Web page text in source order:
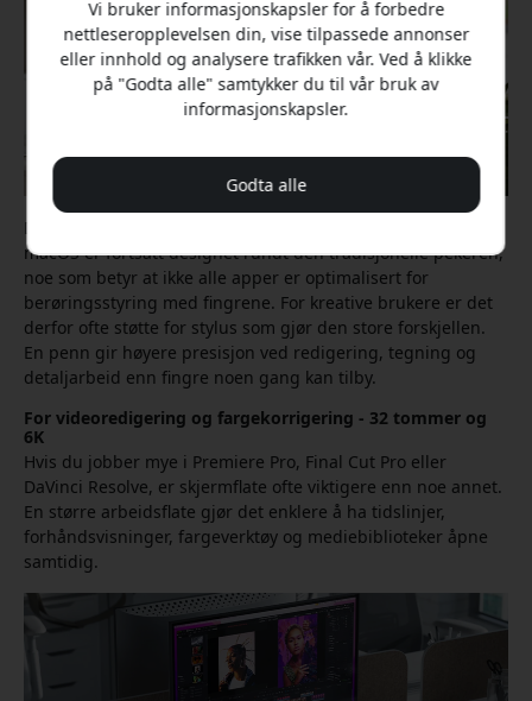
Det er likevel noen forskjeller sammenlignet med en iPad.
macOS er fortsatt designet rundt den tradisjonelle pekeren,
noe som betyr at ikke alle apper er optimalisert for
berøringsstyring med fingrene. For kreative brukere er det
derfor ofte støtte for stylus som gjør den store forskjellen.
En penn gir høyere presisjon ved redigering, tegning og
detaljarbeid enn fingre noen gang kan tilby.
For videoredigering og fargekorrigering - 32 tommer og
6K
Hvis du jobber mye i Premiere Pro, Final Cut Pro eller
DaVinci Resolve, er skjermflate ofte viktigere enn noe annet.
En større arbeidsflate gjør det enklere å ha tidslinjer,
forhåndsvisninger, fargeverktøy og mediebiblioteker åpne
samtidig.
Vi bruker informasjonskapsler for å forbedre
nettleseropplevelsen din, vise tilpassede annonser
eller innhold og analysere trafikken vår. Ved å klikke
på "Godta alle" samtykker du til vår bruk av
informasjonskapsler.
Godta alle